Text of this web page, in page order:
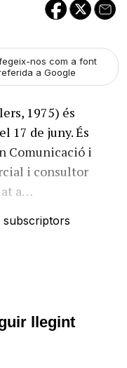
nos com a font
a Google
1975) és
17 de juny. És
Comunicació i
i consultor
a…
subscriptors